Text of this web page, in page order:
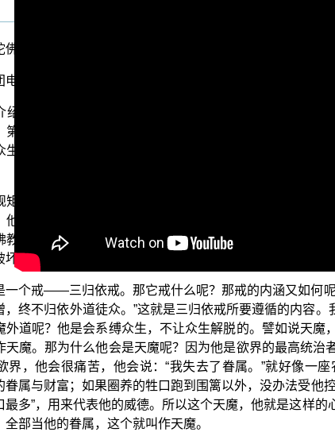
！
视弘法节目“三乘菩提之法与次法”，而我们今天要探讨的
绍了三归依真正的内涵，第一是归依佛：教主 释迦牟尼
第二是归依法：佛施设种种的次第法门，等于学校的学制
生修习这一些正法自度度人，成就解脱道与佛菩提道。
矩，信佛而不归依三宝的人，就等同一个爱好中国风土
他或可能受到中国人的欢迎，但他终究不是中国人；他
教徒的人，他或可得到一些佛法的好处，但终不能获得
先世的恶业；若能受了三归依的这个戒法，便能破坏先世
一个戒——三归依戒。那它戒什么呢？那戒的内涵又如何
终不归依外道徒众。”这就是三归依戒所要遵循的内容
外道呢？他是会系缚众生，不让众生解脱的。譬如说天
天魔。那为什么他会是天魔呢？因为他是欲界的最高统
界，他会很痛苦，他会说：“我失去了眷属。”就好像一
眷属与财富；如果圈养的牲口跑到围篱以外，没办法受他
最多”，用来代表他的威德。所以这个天魔，他就是这样
部当他的眷属，这个就叫作天魔。